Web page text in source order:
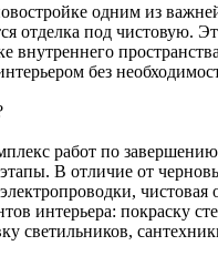
одним из
отделка под чистовую.
внутреннего
без
работ по
В отличие от
чистовая
интерьера: покраску
светильников,